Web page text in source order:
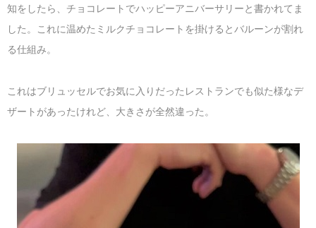
知をしたら、チョコレートでハッピーアニバーサリーと書かれてま
した。これに温めたミルクチョコレートを掛けるとバルーンが割れ
る仕組み。
これはブリュッセルでお気に入りだったレストランでも似た様なデ
ザートがあったけれど、大きさが全然違った。